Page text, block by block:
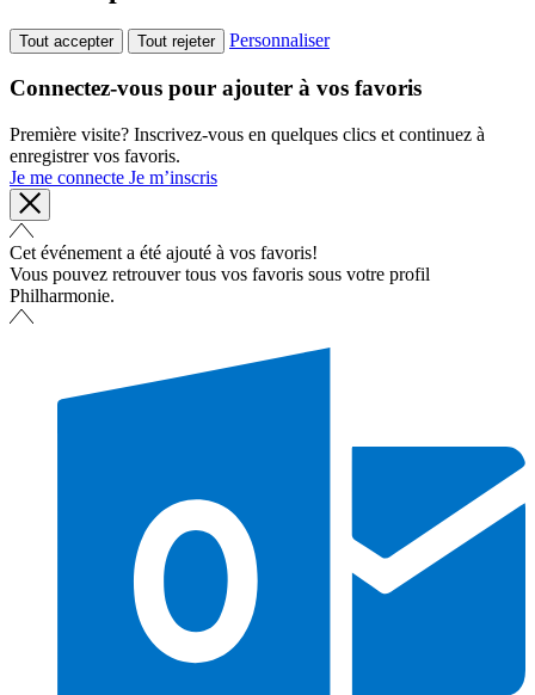
Tout accepter Tout rejeter Personnaliser
Connectez-vous pour ajouter à vos favoris
Première visite? Inscrivez-vous en quelques clics et continuez à
enregistrer vos favoris.
Je me connecte Je m’inscris
Cet événement a été ajouté à vos favoris!
Vous pouvez retrouver tous vos favoris sous votre profil
Philharmonie.